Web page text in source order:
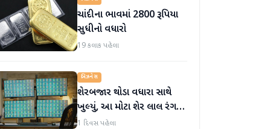
ચાંદીના ભાવમાં 2800 રૂપિયા
સુધીનો વધારો
19 કલાક પહેલા
બિઝનેસ
શેરબજાર થોડા વધારા સાથે
ખુલ્યું, આ મોટા શેર લાલ રંગમાં
ખુલ્યા
1 દિવસ પહેલા